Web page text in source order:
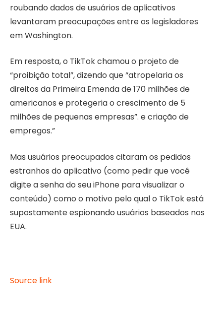
roubando dados de usuários de aplicativos
levantaram preocupações entre os legisladores
em Washington.
Em resposta, o TikTok chamou o projeto de
“proibição total”, dizendo que “atropelaria os
direitos da Primeira Emenda de 170 milhões de
americanos e protegeria o crescimento de 5
milhões de pequenas empresas”. e criação de
empregos.”
Mas usuários preocupados citaram os pedidos
estranhos do aplicativo (como pedir que você
digite a senha do seu iPhone para visualizar o
conteúdo) como o motivo pelo qual o TikTok está
supostamente espionando usuários baseados nos
EUA.
Source link